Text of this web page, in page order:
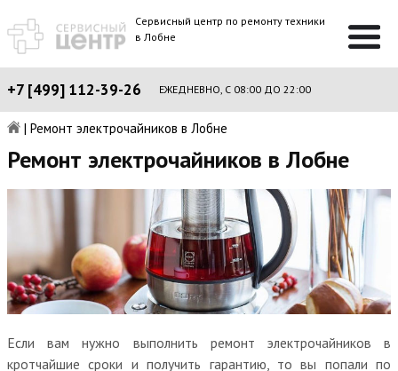
Сервисный центр по ремонту техники
в Лобне
+7 [499] 112-39-26 ЕЖЕДНЕВНО, С 08:00 ДО 22:00
| Ремонт электрочайников в Лобне
Ремонт электрочайников в Лобне
Если вам нужно выполнить ремонт электрочайников в
кротчайшие сроки и получить гарантию, то вы попали по